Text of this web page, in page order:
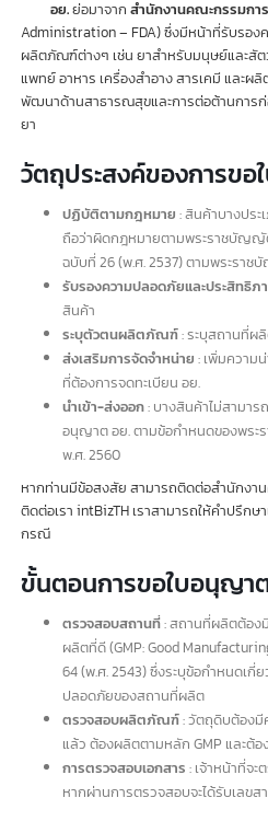
อนุมัติมีความปลอดภัยและคุณภาพตามม
ข้อมูลไม่ครบถ้วน เจ้าหน้าที่ อย. จะทำกา
เลข อย. และสลากที่ถูกต้อง พร้อมตรวจส
การละเมิด เจ้าหน้าที่อาจทำการยึดผลิตภั
มาตรฐานที่กำหนด การตรวจสอบครั้งแร
ควรใส่ใจรายละเอียดเพื่อหลีกเลี่ยงข้อผิดพ
อย. คืออะไร?
อย.ย่อมาจากสำนักงานคณะกรรมก
Administration – FDA) ซึ่งมีหน้าที่รับร
ผลิตภัณฑ์ต่างๆ เช่น ยาสำหรับมนุษย์แ
แพทย์ อาหาร เครื่องสำอาง สารเคมี แ
พัฒนาด้านสาธารณสุขและการต่อต้านกา
วัตถุประสงค์ของการ
ปฏิบัติตามกฎหมาย
ถือว่าผิดกฎหมายตามพระราชบั
ฉบับที่ 26 (พ.ศ. 2537) ตามพระร
ระบุตัวตนผลิตภัณฑ์: ระบุสถานที่
: เพิ่มคว
ที่ต้องการจดทะเบียน อย.
นำเข้า-ส่งออก: บางสินค้าไม่สาม
อนุญาต อย. ตามข้อกำหนดของพร
พ.ศ. 2560
หากท่านมีข้อสงสัย สามารถติดต่อสำนัก
ติดต่อเรา intBizTH เราสามารถให้คำป